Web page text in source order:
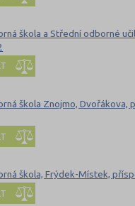
škola a Střední odborné
škola Znojmo, Dvořákova,
škola, Frýdek-Místek,